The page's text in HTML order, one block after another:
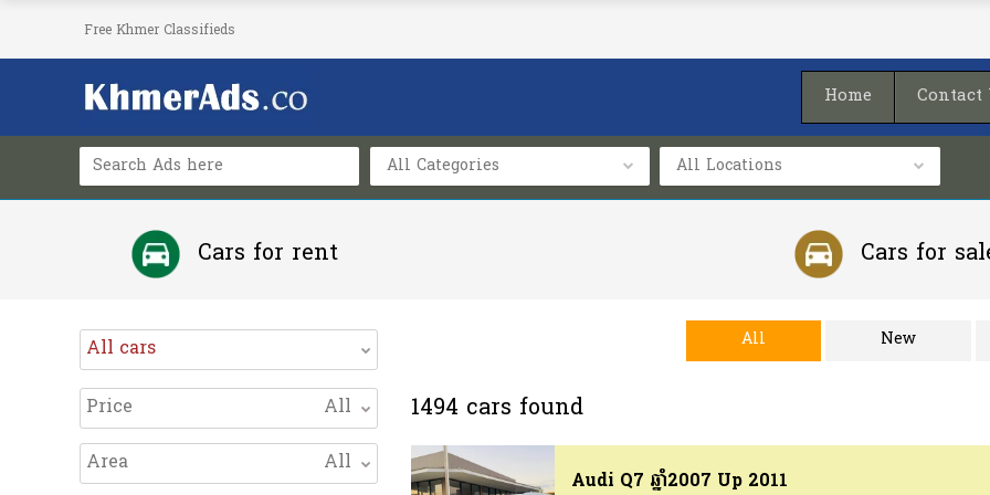
Free Khmer Classifieds
Home Contact
All Categories All Locations
Cars for rent
Find cars rental in Phnom Penh, cars for rent in Cambodia. Thousands of cars for rent listed
in Phnom Penh and all provinces in Cambodia.
Cars for
New and used cars for sale
all other provinces in Cambodia
All cars
Price All
Area All
All New
1494 cars found
Audi Q7 ឆ្នាំ2007 Up 2011